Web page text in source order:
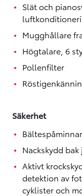
Slät och
Mugghållare
Högtalare, 6
Pollenfilter
Säkerhet
Nackskydd
Aktivt
detektion av
cyklister och